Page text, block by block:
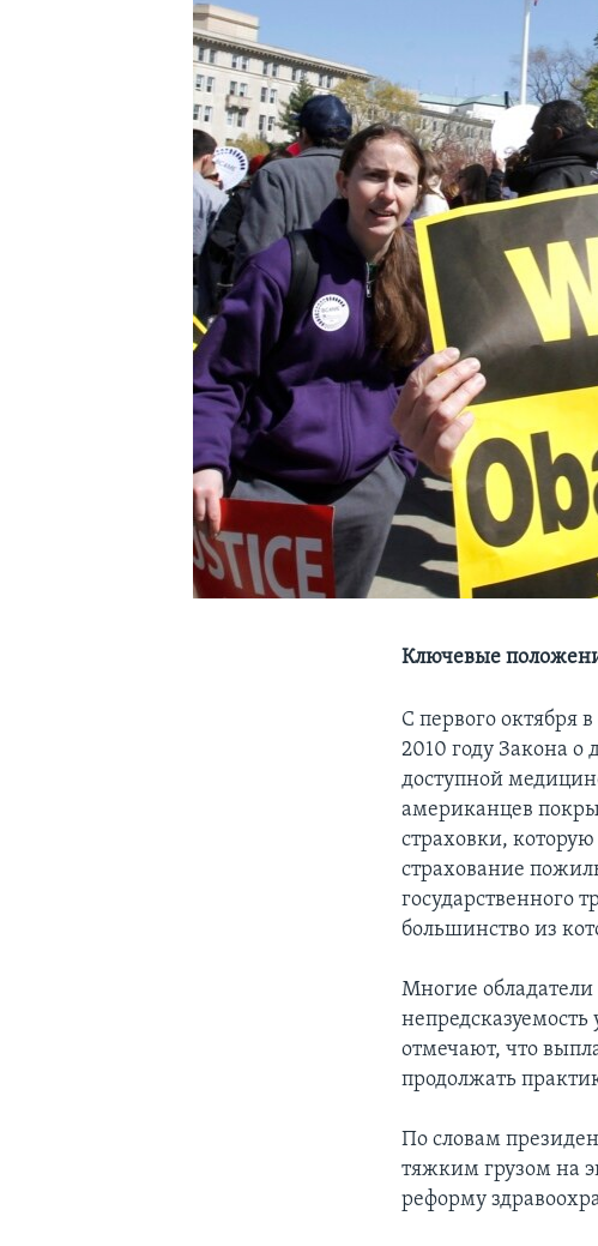
Ключевые
С первого октября
2010 году Закона
доступной
американцев
страховки,
страхование
государственного
большинство из
Многие
отмечают, что
продолжать
По словам
тяжким грузом на
реформу